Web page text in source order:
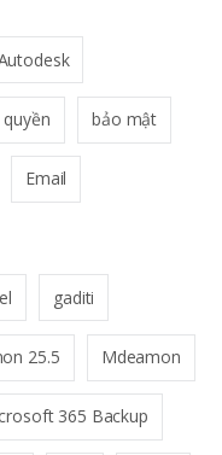
bảo mật
Email
gaditi
25.5 Mdeamon
365 Backup